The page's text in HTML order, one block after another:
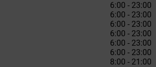
6:00 - 23:00
6:00 - 23:00
6:00 - 23:00
6:00 - 23:00
6:00 - 23:00
6:00 - 23:00
8:00 - 21:00